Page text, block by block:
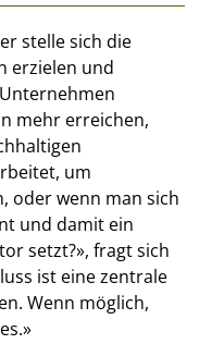
stelle sich die
erzielen und
mehr erreichen,
um
oder wenn man sich
und damit ein
setzt?», fragt sich
ist eine zentrale
Wenn möglich,